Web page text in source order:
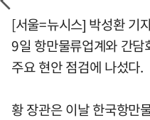
[서울=뉴시스] 박성환 기
9일 항만물류업계와 간
주요 현안 점검에 나섰다.
황 장관은 이날 한국항만